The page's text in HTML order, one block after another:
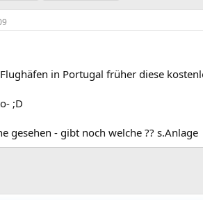
in Portugal früher diese
;D
gesehen - gibt noch welche ?? s.Anlage